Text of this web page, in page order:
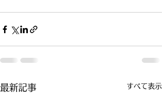
最新記事 すべて表示